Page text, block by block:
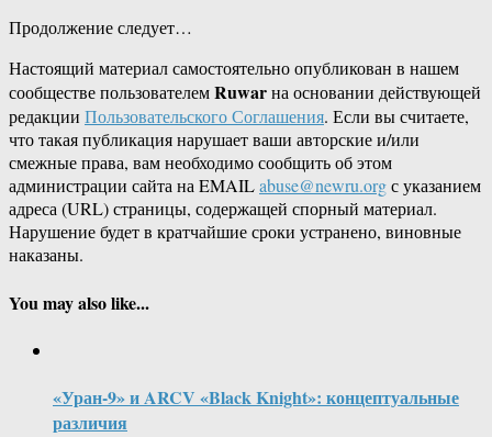
Продолжение следует…
Настоящий материал самостоятельно опубликован в нашем
сообществе пользователемRuwarна основании действующей
редакции Пользовательского Соглашения. Если вы считаете,
что такая публикация нарушает ваши авторские и/или
смежные права, вам необходимо сообщить об этом
администрации сайта на EMAILabuse@newru.orgс указанием
адреса (URL) страницы, содержащей спорный материал.
Нарушение будет в кратчайшие сроки устранено, виновные
наказаны.
You may also like...
«Уран-9» и ARCV «Black Knight»: концептуальные
различия